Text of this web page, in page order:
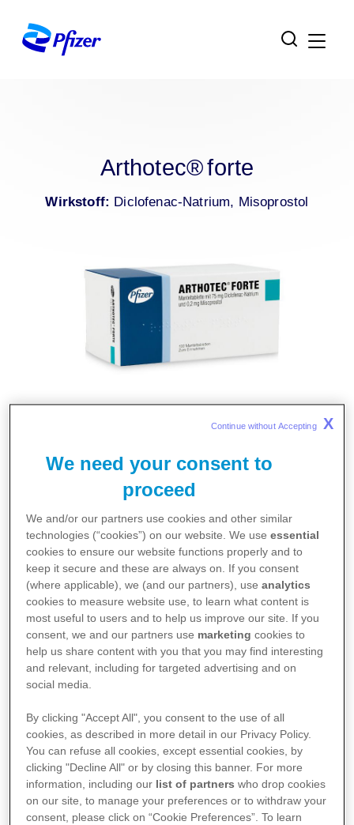
Arthotec® forte
Wirkstoff: Diclofenac-Natrium, Misoprostol
Gebrauchsinformationen
Arthotec® forte
Fachinformationen
Arthotec® forte
↓ PDF 0,1 MB Download
Gebrauchsinformation im
Volltext
We need your consent to
proceed
We and/or our partners use cookies and other similar
technologies (“cookies”) on our website. We useessential
cookies to ensure our website functions properly and to
keep it secure and these are always on. If you consent
(where applicable), we (and our partners), useanalytics
cookies to measure website use, to learn what content is
most useful to users and to help us improve our site. If you
consent, we and our partners use marketing cookies to
help us share content with you that you may find interesting
and relevant, including for targeted advertising and on
social media.
By clicking "Accept All", you consent to the use of all
cookies, as described in more detail in our Privacy Policy.
You can refuse all cookies, except essential cookies, by
clicking "Decline All" or by closing this banner. For more
information, including our list of partners who drop cookies
on our site, to manage your preferences or to withdraw your
consent, please click on “Cookie Preferences”. To learn
Continue without Accepting X